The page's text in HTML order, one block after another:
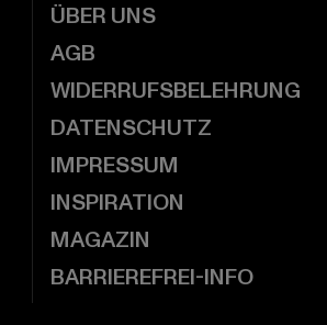
ÜBER UNS
AGB
WIDERRUFSBELEHRUNG
DATENSCHUTZ
IMPRESSUM
INSPIRATION
MAGAZIN
BARRIEREFREI-INFO